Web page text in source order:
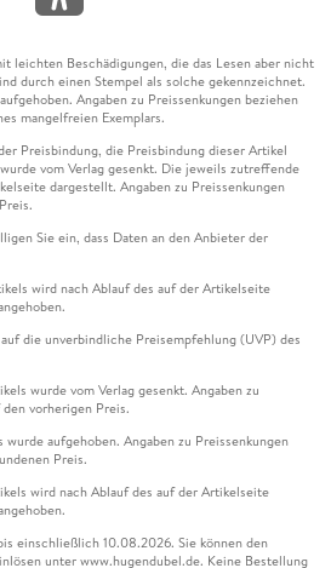
leichten Beschädigungen, die das Lesen aber nicht
durch einen Stempel als solche gekennzeichnet.
Angaben zu Preissenkungen beziehen
mangelfreien Exemplars.
Preisbindung, die Preisbindung dieser Artikel
vom Verlag gesenkt. Die jeweils zutreffende
dargestellt. Angaben zu Preissenkungen
Sie ein, dass Daten an den Anbieter der
wird nach Ablauf des auf der Artikelseite
die unverbindliche Preisempfehlung (UVP) des
wurde vom Verlag gesenkt. Angaben zu
vorherigen Preis.
aufgehoben. Angaben zu Preissenkungen
Preis.
wird nach Ablauf des auf der Artikelseite
einschließlich 10.08.2026. Sie können den
unter www.hugendubel.de. Keine Bestellung